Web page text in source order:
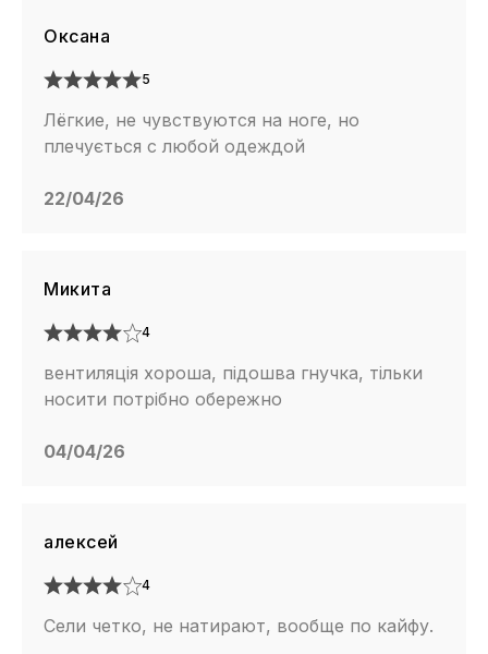
Оксана
5
Лёгкие, не чувствуются на ноге, но
плечується с любой одеждой
22/04/26
Микита
4
вентиляція хороша, підошва гнучка, тільки
носити потрібно обережно
04/04/26
алексей
4
Сели четко, не натирают, вообще по кайфу.